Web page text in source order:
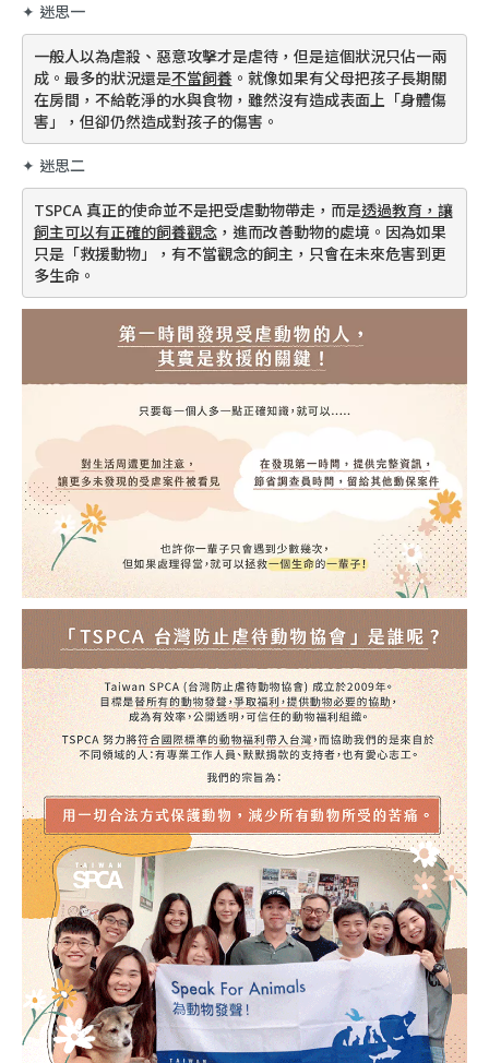
✦ 迷思一
一般人以為虐殺、惡意攻擊才是虐待，但是這個狀況只佔一兩
成。最多的狀況還是不當飼養 。就像如果有父母把孩子長期關
在房間，不給乾淨的水與食物，雖然沒有造成表面上「身體傷
害」，但卻仍然造成對孩子的傷害。
✦ 迷思二
TSPCA 真正的使命並不是把受虐動物帶走，而是透過教育，讓
飼主可以有正確的飼養觀念，進而改善動物的處境。因為如果
只是「救援動物」，有不當觀念的飼主，只會在未來危害到更
多生命。